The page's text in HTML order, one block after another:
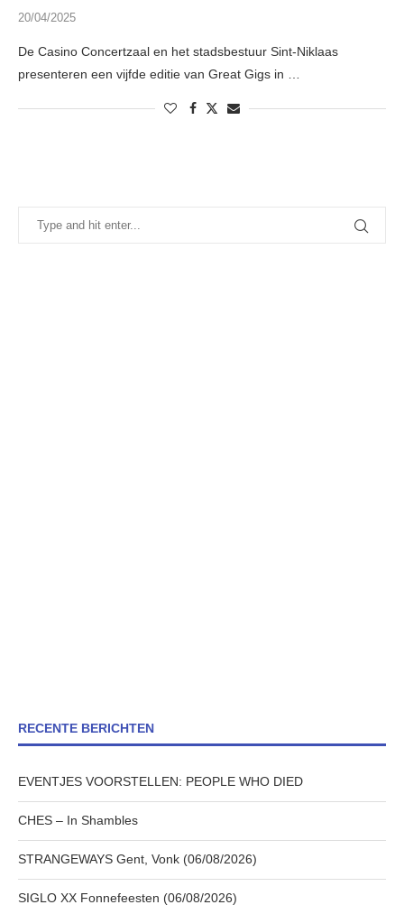
20/04/2025
De Casino Concertzaal en het stadsbestuur Sint-Niklaas
presenteren een vijfde editie van Great Gigs in …
RECENTE BERICHTEN
EVENTJES VOORSTELLEN: PEOPLE WHO DIED
CHES – In Shambles
STRANGEWAYS Gent, Vonk (06/08/2026)
SIGLO XX Fonnefeesten (06/08/2026)